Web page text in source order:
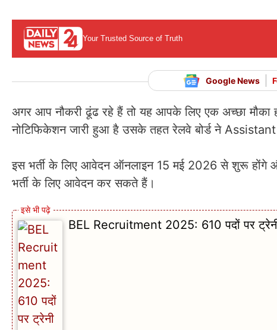
Your Trusted Source of Truth
Google News
अगर आप नौकरी ढूंढ रहे हैं तो यह आपके लिए एक अच्छा
नोटिफिकेशन जारी हुआ है उसके तहत रेलवे बोर्ड ने
इस भर्ती के लिए आवेदन ऑनलाइन 15 मई 2026 से शुरू
भर्ती के लिए आवेदन कर सकते हैं।
BEL Recruitment 2025: 610 पदों पर